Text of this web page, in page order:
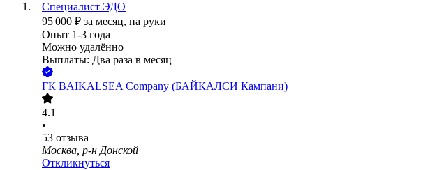
Специалист ЭДО
95 000 ₽ за месяц, на руки
Опыт 1-3 года
Можно удалённо
Выплаты: Два раза в месяц
ГК BAIKALSEA Company (БАЙКАЛСИ Кампани)
4.1
•
53 отзыва
Москва, р-н Донской
Откликнуться